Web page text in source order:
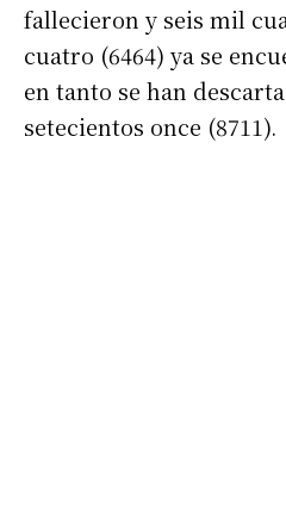
fallecieron y seis mil
cuatro (6464) ya se
en tanto se han
setecientos once (8711).